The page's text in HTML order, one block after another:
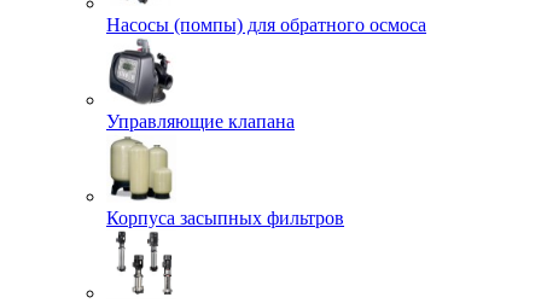
Насосы (помпы) для обратного осмоса
Управляющие клапана
Корпуса засыпных фильтров